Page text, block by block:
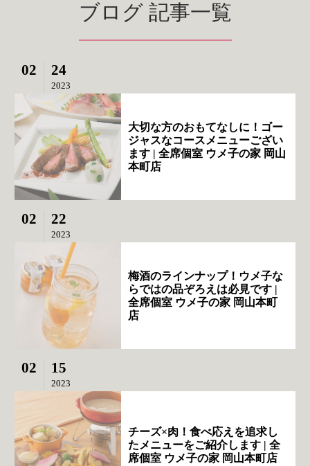
ブログ 記事一覧
02 24
2023
大切な方のおもてなしに！ゴー
ジャスなコースメニューござい
ます | 全席個室 ウメ子の家 岡山
本町店
02 22
2023
梅酒のラインナップ！ウメ子な
らではの品ぞろえは必見です |
全席個室 ウメ子の家 岡山本町
店
02 15
2023
チーズ×肉！食べ応えを追求し
たメニューをご紹介します | 全
席個室 ウメ子の家 岡山本町店